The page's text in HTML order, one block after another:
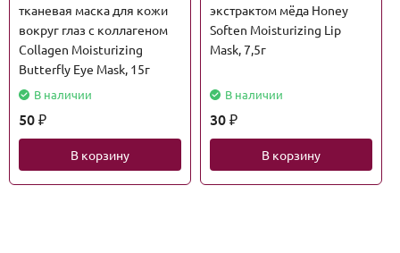
тканевая маска для кожи
вокруг глаз с коллагеном
Collagen Moisturizing
Butterfly Eye Mask, 15г
В наличии
50 ₽
В корзину
экстрактом мёда Honey
Soften Moisturizing Lip
Mask, 7,5г
В наличии
30 ₽
В корзину